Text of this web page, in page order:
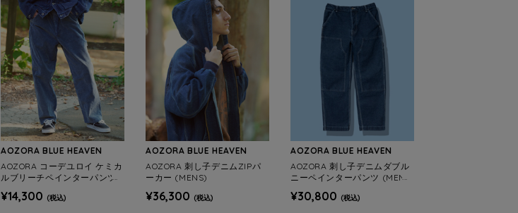
AOZORA BLUE HEAVEN
AOZORA コーデユロイ ケミカ
ルブリーチペインターパンツ
¥14,300 (税込)
AOZORA BLUE HEAVEN
AOZORA 刺し子デニムZIPパ
ーカー (MENS)
¥36,300 (税込)
AOZORA BLUE HEAVEN
AOZORA 刺し子デニムダブル
ニーペインターパンツ (MEN
¥30,800 (税込)